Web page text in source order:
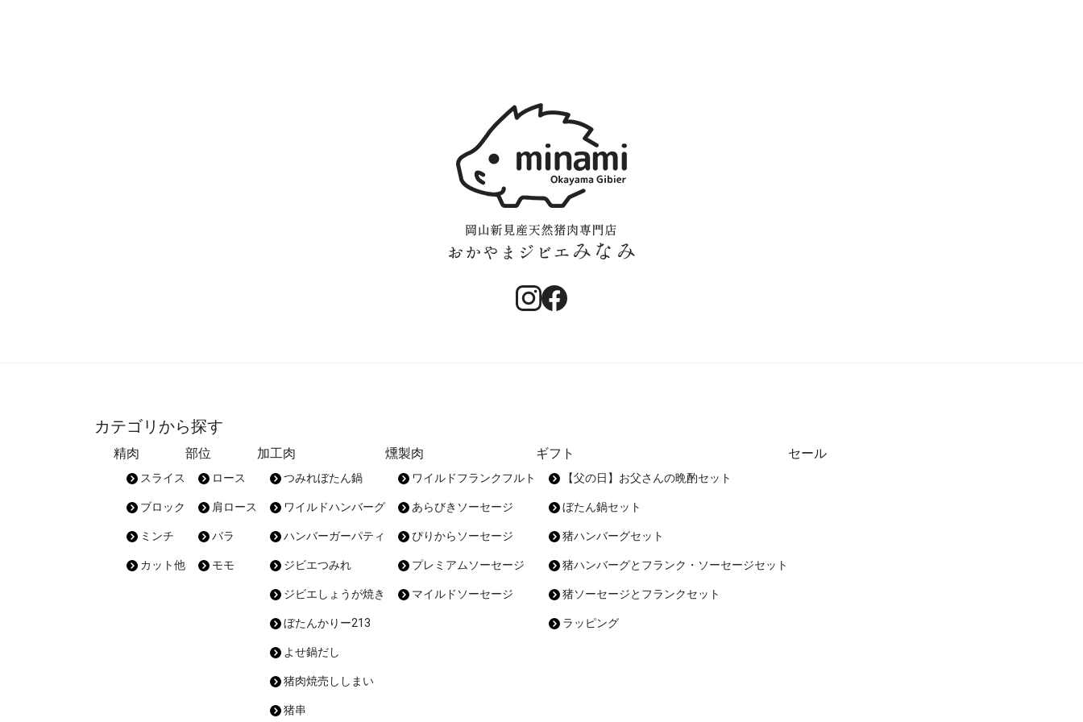
カテゴリから探す
精肉
スライス
ブロック
ミンチ
カット他
部位
ロース
肩ロース
バラ
モモ
加工肉
つみれぼたん鍋
ワイルドハンバーグ
ハンバーガーパティ
ジビエつみれ
ジビエしょうが焼き
ぼたんかりー213
よせ鍋だし
猪肉焼売ししまい
猪串
燻製肉
ワイルドフランクフルト
あらびきソーセージ
ぴりからソーセージ
プレミアムソーセージ
マイルドソーセージ
ギフト
【父の日】お父さんの晩酌セット
ぼたん鍋セット
猪ハンバーグセット
猪ハンバーグとフランク・ソーセージセット
猪ソーセージとフランクセット
ラッピング
セール